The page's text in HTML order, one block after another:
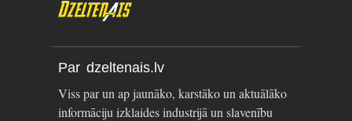
Par dzeltenais.lv
Viss par un ap jaunāko, karstāko un aktuālāko
informāciju izklaides industrijā un slavenību